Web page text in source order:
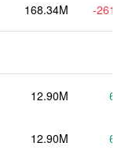
168.34M -
12.90M
12.90M